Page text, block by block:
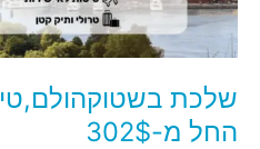
שלכת
החל מ-302$